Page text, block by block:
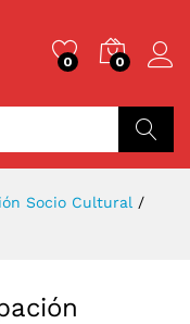
0 0
Socio Cultural /